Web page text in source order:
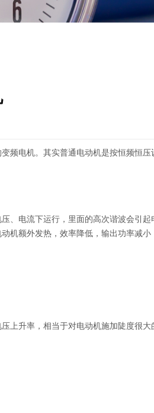
频电机。其实普通电动机是按恒频恒压
、电流下运行，里面的高次谐波会引
机额外发热，效率降低，输出功率减
上升率，相当于对电动机施加陡度很大